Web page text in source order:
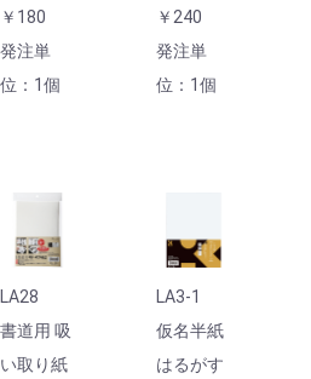
￥180
発注単
位：1個
￥240
発注単
位：1個
LA28
書道用 吸
い取り紙
LA3-1
仮名半紙
はるがす